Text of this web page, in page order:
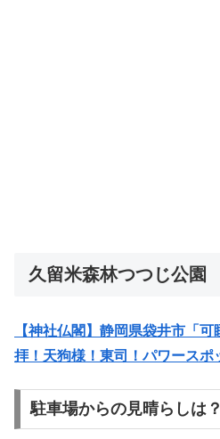
久留米森林つつじ公園
【神社仏閣】静岡県袋井市「
拝！天狗様！東司！パワースポ
駐車場からの見晴らしは？